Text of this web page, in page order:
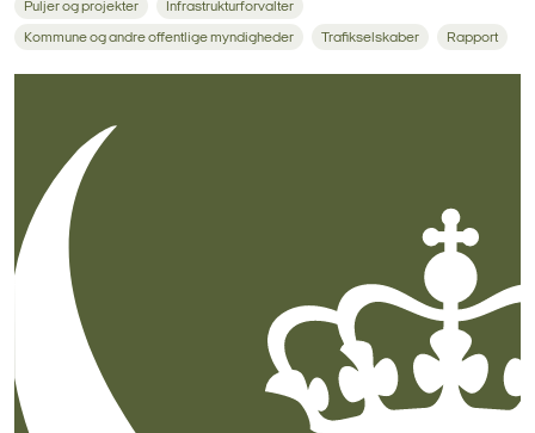
Puljer og projekter Infrastrukturforvalter
Kommune og andre offentlige myndigheder Trafikselskaber Rapport